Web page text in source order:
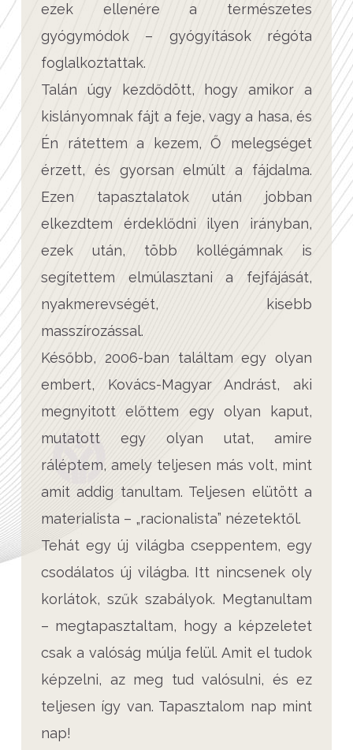
ezek ellenére a természetes
gyógymódok – gyógyítások régóta
foglalkoztattak.
Talán úgy kezdődött, hogy amikor a
kislányomnak fájt a feje, vagy a hasa, és
Én rátettem a kezem, Ő melegséget
érzett, és gyorsan elmúlt a fájdalma.
Ezen tapasztalatok után jobban
elkezdtem érdeklődni ilyen irányban,
ezek után, több kollégámnak is
segítettem elmúlasztani a fejfájását,
nyakmerevségét, kisebb
masszírozással.
Később, 2006-ban találtam egy olyan
embert, Kovács-Magyar Andrást, aki
megnyitott előttem egy olyan kaput,
mutatott egy olyan utat, amire
ráléptem, amely teljesen más volt, mint
amit addig tanultam. Teljesen elütött a
materialista – „racionalista” nézetektől.
Tehát egy új világba cseppentem, egy
csodálatos új világba. Itt nincsenek oly
korlátok, szűk szabályok. Megtanultam
– megtapasztaltam, hogy a képzeletet
csak a valóság múlja felül. Amit el tudok
képzelni, az meg tud valósulni, és ez
teljesen így van. Tapasztalom nap mint
nap!